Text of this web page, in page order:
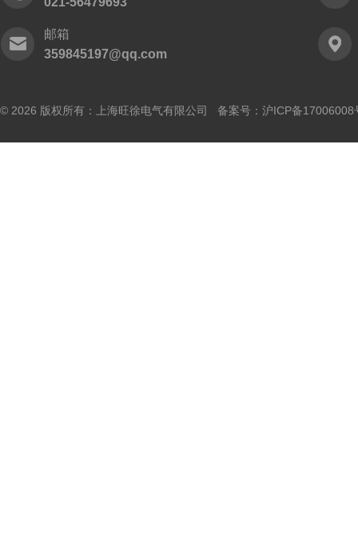
邮箱
359845197@qq.com
© 2026 版权所有：上海旺徐电气有限公司 备案号： 沪ICP备17006008